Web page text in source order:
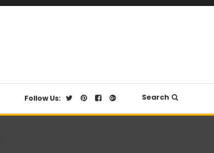
Follow Us: Search